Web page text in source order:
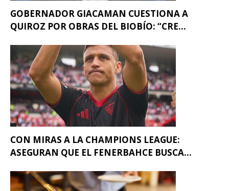
GOBERNADOR GIACAMAN CUESTIONA A
QUIROZ POR OBRAS DEL BIOBÍO: “CRE...
CON MIRAS A LA CHAMPIONS LEAGUE:
ASEGURAN QUE EL FENERBAHCE BUSCA...